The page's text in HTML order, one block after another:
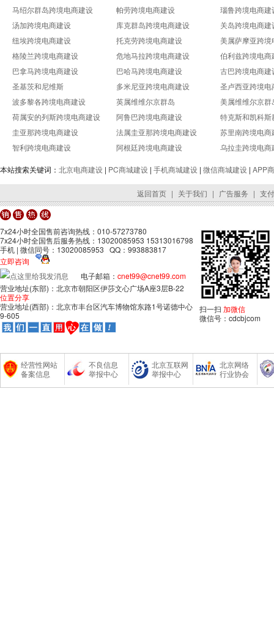
马绍尔群岛跨境电商建设
帕劳跨境电商建设
瑙鲁跨境电商建
汤加跨境电商建设
库克群岛跨境电商建设
关岛跨境电商建
纽埃跨境电商建设
托克劳跨境电商建设
美属萨摩亚跨境
格陵兰跨境电商建设
危地马拉跨境电商建设
伯利兹跨境电商
巴拿马跨境电商建设
巴哈马跨境电商建设
古巴跨境电商建
圣基茨和尼维斯
多米尼亚跨境电商建设
圣卢西亚跨境电
波多黎各跨境电商建设
英属维维尔京群岛
美属维维尔京群
荷属安的列斯跨境电商建设
阿鲁巴跨境电商建设
特克斯和凯科斯
圭亚那跨境电商建设
法属圭亚那跨境电商建设
苏里南跨境电商
智利跨境电商建设
阿根廷跨境电商建设 乌拉圭跨境电商
本站搜索关键词： 北京电商建设 | PC商城建设 | 手机商城建设 | 微信商城建设 | APP
返回首页 | 关于我们 | 广告服务 | 支
7x24小时全国售前咨询热线：010-57273780
7x24小时全国售后服务热线：13020085953 15313016798
手机 | 微信同号：13020085953 QQ：993883817
立即咨询
电子邮箱： cnet99@cnet99.com
营业地址(东部)：北京市朝阳区伊莎文心广场A座3层B-22
位置分享
营业地址(西部)：北京市丰台区汽车博物馆东路1号诺德中心
9-605
扫一扫 加微信
微信号：cdcbjcom
经营性网站
备案信息
不良信息
举报中心
北京互联网
举报中心
北京网络
行业协会